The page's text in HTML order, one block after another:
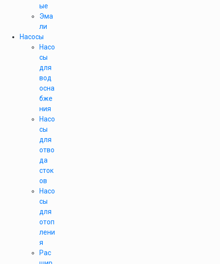
ые
Эма
ли
Насосы
Насо
сы
для
вод
осна
бже
ния
Насо
сы
для
отво
да
сток
ов
Насо
сы
для
отоп
лени
я
Рас